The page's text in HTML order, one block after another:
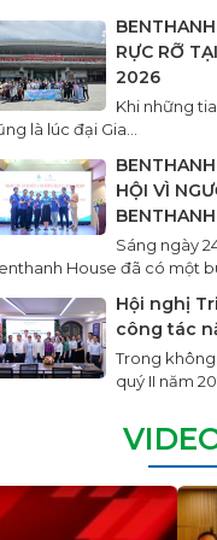
RỰC RỠ
2026
Khi những
là lúc đại Gia...
HỘI VÌ
Sáng ngày
House đã có một
Hội nghị
công tác
Trong không
quý II năm